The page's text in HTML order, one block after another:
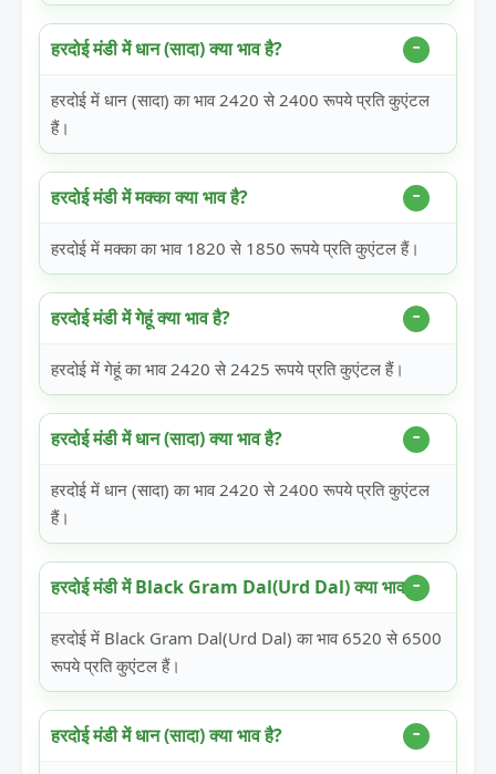
हरदोई मंडी में धान (सादा) क्या भाव है?
हरदोई में धान (सादा) का भाव 2420 से 2400 रूपये प्रति कुएंटल
हैं।
हरदोई मंडी में मक्का क्या भाव है?
हरदोई में मक्का का भाव 1820 से 1850 रूपये प्रति कुएंटल हैं।
हरदोई मंडी में गेहूं क्या भाव है?
हरदोई में गेहूं का भाव 2420 से 2425 रूपये प्रति कुएंटल हैं।
हरदोई मंडी में धान (सादा) क्या भाव है?
हरदोई में धान (सादा) का भाव 2420 से 2400 रूपये प्रति कुएंटल
हैं।
हरदोई मंडी में Black Gram Dal(Urd Dal) क्या भाव है?
हरदोई में Black Gram Dal(Urd Dal) का भाव 6520 से 6500
रूपये प्रति कुएंटल हैं।
हरदोई मंडी में धान (सादा) क्या भाव है?